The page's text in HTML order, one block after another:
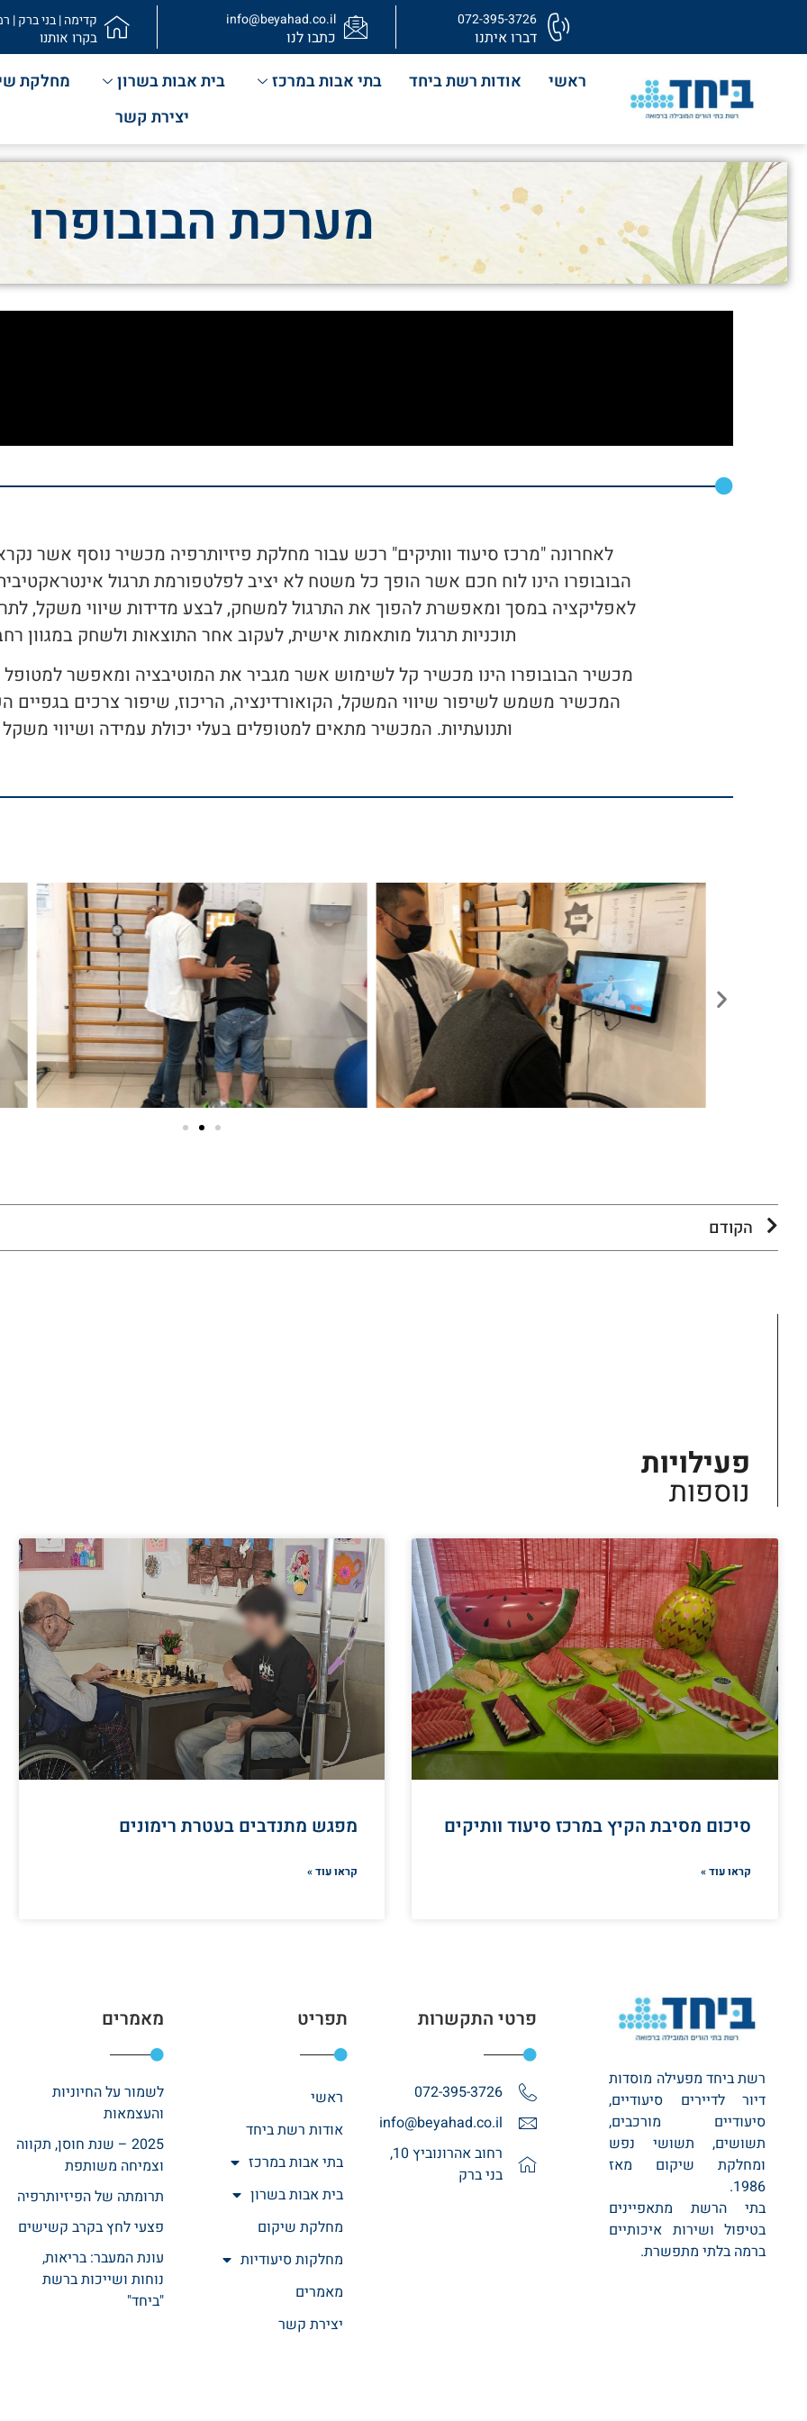
072-395-3726
דברו איתנו
info@beyahad.co.il
כתבו לנו
קדימה | בני ברק |
בקרו אותנו
ראשי אודות רשת ביחד בתי אבות במרכז בית אבות בשרון
מחלקת
יצירת קשר
מערכת הבובופרו
הבובופרו הינו לוח חכם אשר הופך כל משטח לא יציב לפלטפורמת תרגול
לאפליקציה במסך ומאפשרת להפוך את התרגול למשחק, לבצע מדידות שיווי משקל,
תוכניות תרגול מותאמות אישית, לעקוב אחר התוצאות ולשחק במגוון
מכשיר הבובופרו הינו מכשיר קל לשימוש אשר מגביר את המוטיבציה ומאפשר למטופל
המכשיר משמש לשיפור שיווי המשקל, הקואורדינציה, הריכוז, שיפור צרכים בגפיים
ותנועתיות. המכשיר מתאים למטופלים בעלי יכולת עמידה ושיווי
הקודם
פעילויות
נוספות
סיכום מסיבת הקיץ במרכז סיעוד וותיקים
קראו עוד »
מפגש מתנדבים בעטרת רימונים
קראו עוד »
רשת ביחד מפעילה מוסדות
דיור לדיירים סיעודיים,
סיעודיים מורכבים,
תשושים, תשושי נפש
ומחלקת שיקום מאז
1986.
בתי הרשת מתאפיינים
בטיפול ושירות איכותיים
ברמה בלתי מתפשרת.
פרטי התקשרות
072-395-3726
info@beyahad.co.il
רחוב אהרונוביץ 10,
בני ברק
תפריט
ראשי
אודות רשת ביחד
בתי אבות במרכז
בית אבות בשרון
מחלקת שיקום
מחלקות סיעודיות
מאמרים
יצירת קשר
מאמרים
לשמור על החיוניות
והעצמאות
2025 – שנת חוסן, תקווה
וצמיחה משותפת
תרומתה של הפיזיותרפיה
פצעי לחץ בקרב קשישים
עונת המעבר: בריאות,
נוחות ושייכות ברשת
"ביחד"